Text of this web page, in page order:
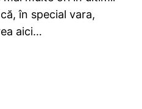
în special vara,
aici…